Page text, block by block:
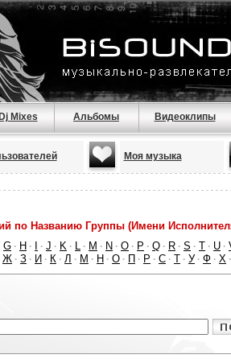
Dj Mixes Альбомы Видеоклипы
Моя музыка
по Названию Группы (Имени
G · H · · J · K · L · M · N · O · P · Q · R · S · T · U ·
Ж · З · И · К · Л · М · Н · О · П · Р · С · Т · У · Ф · Х